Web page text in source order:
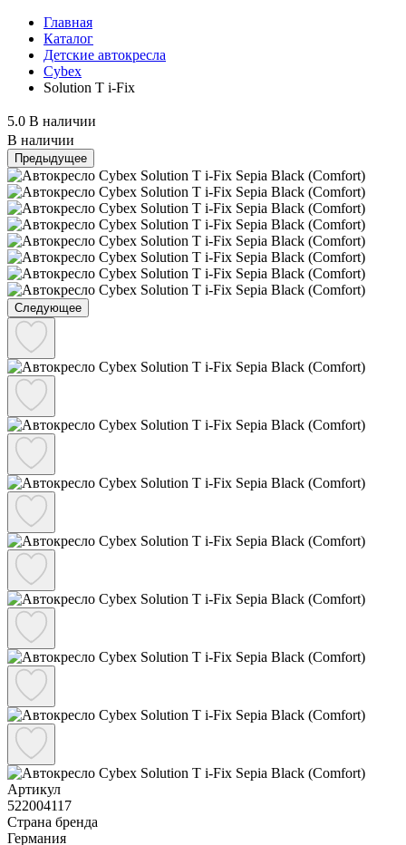
Главная
Каталог
Детские автокресла
Cybex
Solution T i-Fix
5.0 В наличии
В наличии
Предыдущее
Следующее
Артикул
522004117
Страна бренда
Германия